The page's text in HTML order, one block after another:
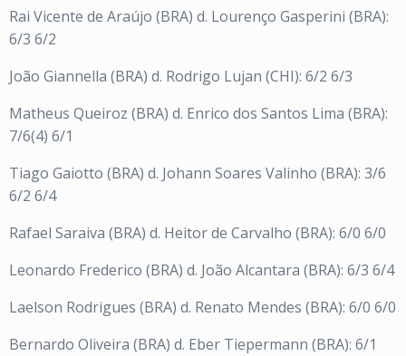
Rai Vicente de Araújo (BRA) d. Lourenço Gasperini (BRA):
6/3 6/2
João Giannella (BRA) d. Rodrigo Lujan (CHI): 6/2 6/3
Matheus Queiroz (BRA) d. Enrico dos Santos Lima (BRA):
7/6(4) 6/1
Tiago Gaiotto (BRA) d. Johann Soares Valinho (BRA): 3/6
6/2 6/4
Rafael Saraiva (BRA) d. Heitor de Carvalho (BRA): 6/0 6/0
Leonardo Frederico (BRA) d. João Alcantara (BRA): 6/3 6/4
Laelson Rodrigues (BRA) d. Renato Mendes (BRA): 6/0 6/0
Bernardo Oliveira (BRA) d. Eber Tiepermann (BRA): 6/1